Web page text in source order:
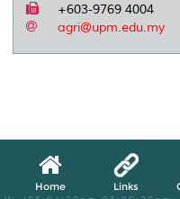
+603-9769 4004
agri@upm.edu.my
Home Links